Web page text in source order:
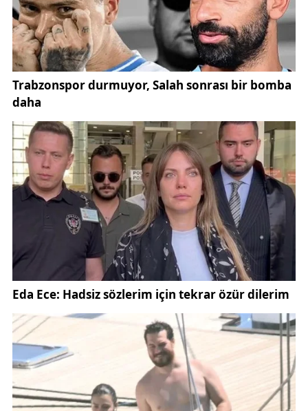
sunmasıyla öne çıkan eğitim, öğrencilerin mesleki
becerilerini daha okul sıralarındayken
geliştirmelerine imkân tanıyor.
Konuya ilişkin açıklamalarda bulunan Sivas Bilim ve
Teknoloji Üniversitesi Uçuş Eğitmeni İsmail Öcal,
öğrencilerin teorik eğitimin yanı sıra uygulamalı
eğitim almalarının büyük önem arz ettiğini söyledi.
İsmail Öcal, simülasyon sayesinde öğrencilerin
havada oluşabilecek acil durumları tecrübe
edebildiklerini söyleyerek,
"Öğrencilerimiz atölyemizde bir insansız hava
aracının yaşam serüvenine şahitlik ediyorlar. Burada
bir insansız hava aracının tasarımını, montajını,
bakım-onarımı ve pilotajını öğrencilerimizle birlikte
gerçekleştiriyoruz. Uçak havada neler yaşıyor
öğrencilerimize bunu görmeleri için insanlı hava
aracı simülasyonumuz var. Uçakları kullanmadan
önce el, ayak ve göz koordinasyonlarının gelişmesi
için insanlı simülasyonları kullandırtıyoruz. Bu